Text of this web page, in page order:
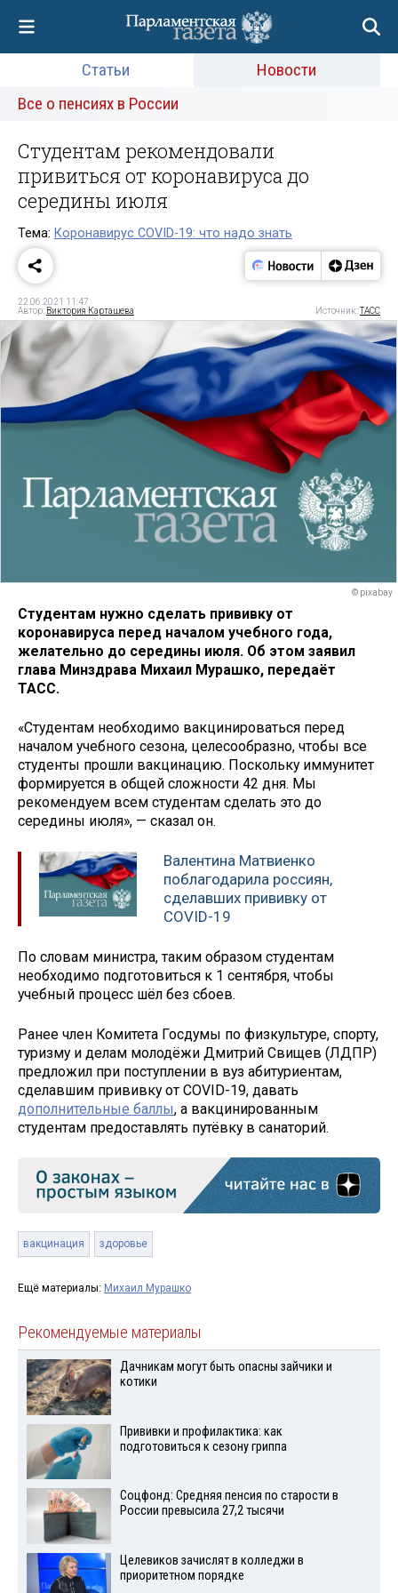
Статьи
Новости
Все о пенсиях в России
Студентам рекомендовали
привиться от коронавируса до
середины июля
Тема: Коронавирус COVID-19: что надо знать
22.06.2021 11:47
Автор: Виктория Карташева Источник:ТАСС
© pixabay
Студентам нужно сделать прививку от
коронавируса перед началом учебного года,
желательно до середины июля. Об этом заявил
глава Минздрава Михаил Мурашко, передаёт
ТАСС.
«Студентам необходимо вакцинироваться перед
началом учебного сезона, целесообразно, чтобы все
студенты прошли вакцинацию. Поскольку иммунитет
формируется в общей сложности 42 дня. Мы
рекомендуем всем студентам сделать это до
середины июля», — сказал он.
Валентина Матвиенко
поблагодарила россиян,
сделавших прививку от
COVID-19
По словам министра, таким образом студентам
необходимо подготовиться к 1 сентября, чтобы
учебный процесс шёл без сбоев.
Ранее член Комитета Госдумы по физкультуре, спорту,
туризму и делам молодёжи Дмитрий Свищев (ЛДПР)
предложил при поступлении в вуз абитуриентам,
сделавшим прививку от COVID-19, давать
дополнительные баллы, а вакцинированным
студентам предоставлять путёвку в санаторий.
вакцинация здоровье
Ещё материалы: Михаил Мурашко
Рекомендуемые материалы
Дачникам могут быть опасны зайчики и
котики
Прививки и профилактика: как
подготовиться к сезону гриппа
Соцфонд: Средняя пенсия по старости в
России превысила 27,2 тысячи
Целевиков зачислят в колледжи в
приоритетном порядке